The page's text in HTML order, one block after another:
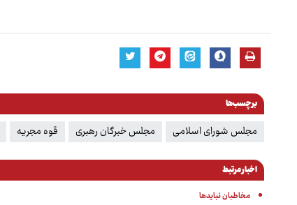
برچسب‌ها
مجلس شورای اسلامی مجلس خبرگان رهبری قوه مجریه
اخبار مرتبط
مخاطبان نبایدها